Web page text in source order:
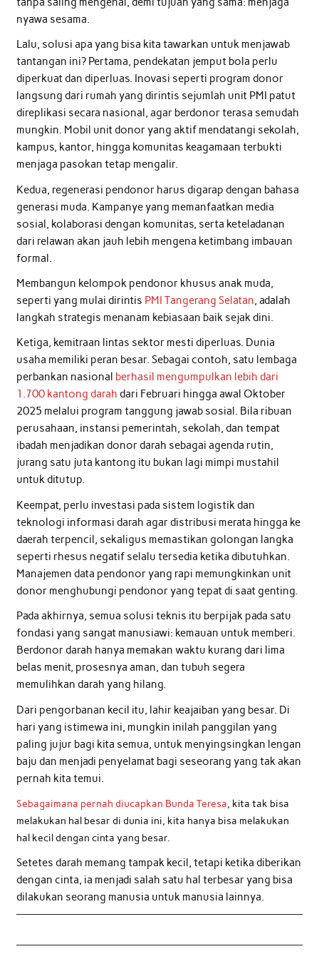
nyawa sesama.
Lalu, solusi apa yang bisa kita tawarkan untuk menjawab
tantangan ini? Pertama, pendekatan jemput bola perlu
diperkuat dan diperluas. Inovasi seperti program donor
langsung dari rumah yang dirintis sejumlah unit PMI patut
direplikasi secara nasional, agar berdonor terasa semudah
mungkin. Mobil unit donor yang aktif mendatangi sekolah,
kampus, kantor, hingga komunitas keagamaan terbukti
menjaga pasokan tetap mengalir.
Kedua, regenerasi pendonor harus digarap dengan bahasa
generasi muda. Kampanye yang memanfaatkan media
sosial, kolaborasi dengan komunitas, serta keteladanan
dari relawan akan jauh lebih mengena ketimbang imbauan
formal.
Membangun kelompok pendonor khusus anak muda,
seperti yang mulai dirintis PMI Tangerang Selatan, adalah
langkah strategis menanam kebiasaan baik sejak dini.
Ketiga, kemitraan lintas sektor mesti diperluas. Dunia
usaha memiliki peran besar. Sebagai contoh, satu lembaga
perbankan nasional berhasil mengumpulkan lebih dari
1.700 kantong darah dari Februari hingga awal Oktober
2025 melalui program tanggung jawab sosial. Bila ribuan
perusahaan, instansi pemerintah, sekolah, dan tempat
ibadah menjadikan donor darah sebagai agenda rutin,
jurang satu juta kantong itu bukan lagi mimpi mustahil
untuk ditutup.
Keempat, perlu investasi pada sistem logistik dan
teknologi informasi darah agar distribusi merata hingga ke
daerah terpencil, sekaligus memastikan golongan langka
seperti rhesus negatif selalu tersedia ketika dibutuhkan.
Manajemen data pendonor yang rapi memungkinkan unit
donor menghubungi pendonor yang tepat di saat genting.
Pada akhirnya, semua solusi teknis itu berpijak pada satu
fondasi yang sangat manusiawi: kemauan untuk memberi.
Berdonor darah hanya memakan waktu kurang dari lima
belas menit, prosesnya aman, dan tubuh segera
memulihkan darah yang hilang.
Dari pengorbanan kecil itu, lahir keajaiban yang besar. Di
hari yang istimewa ini, mungkin inilah panggilan yang
paling jujur bagi kita semua, untuk menyingsingkan lengan
baju dan menjadi penyelamat bagi seseorang yang tak akan
pernah kita temui.
Sebagaimana pernah diucapkan Bunda Teresa, kita tak bisa
melakukan hal besar di dunia ini, kita hanya bisa melakukan
hal kecil dengan cinta yang besar.
Setetes darah memang tampak kecil, tetapi ketika diberikan
dengan cinta, ia menjadi salah satu hal terbesar yang bisa
dilakukan seorang manusia untuk manusia lainnya.